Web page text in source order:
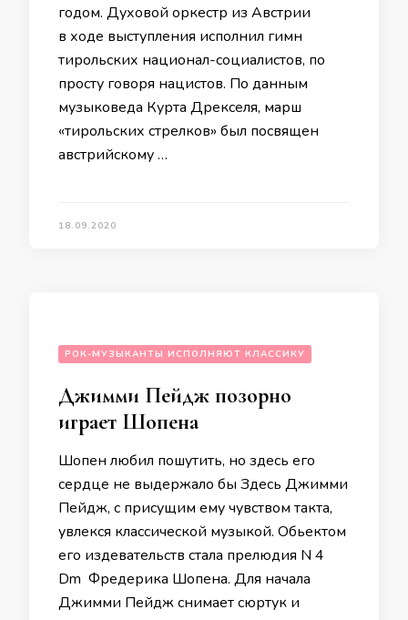
годом. Духовой оркестр из Австрии
в ходе выступления исполнил гимн
тирольских национал-социалистов, по
просту говоря нацистов. По данным
музыковеда Курта Дрекселя, марш
«тирольских стрелков» был посвящен
австрийскому …
18.09.2020
РОК-МУЗЫКАНТЫ ИСПОЛНЯЮТ КЛАССИКУ
Джимми Пейдж позорно
играет Шопена
Шопен любил пошутить, но здесь его
сердце не выдержало бы Здесь Джимми
Пейдж, с присущим ему чувством такта,
увлекся классической музыкой. Обьектом
его издевательств стала прелюдия N 4
Dm Фредерика Шопена. Для начала
Джимми Пейдж снимает сюртук и